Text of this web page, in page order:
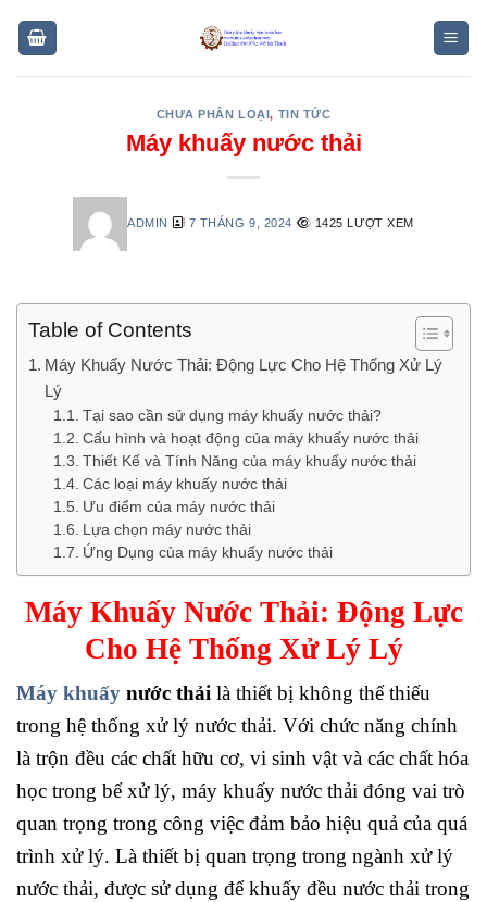
CHƯA PHÂN LOẠI, TIN TỨC
Máy khuấy nước thải
ADMIN 7 THÁNG 9, 2024 1425 LƯỢT XEM
Table of Contents
Máy Khuấy Nước Thải: Động Lực Cho Hệ Thống Xử Lý
Lý
Tại sao cần sử dụng máy khuấy nước thải?
Cấu hình và hoạt động của máy khuấy nước thải
Thiết Kế và Tính Năng của máy khuấy nước thải
Các loại máy khuấy nước thải
Ưu điểm của máy nước thải
Lựa chọn máy nước thải
Ứng Dụng của máy khuấy nước thải
Máy Khuấy Nước Thải: Động Lực
Cho Hệ Thống Xử Lý Lý
Máy khuấy nước thải là thiết bị không thể thiếu
trong hệ thống xử lý nước thải. Với chức năng chính
là trộn đều các chất hữu cơ, vi sinh vật và các chất hóa
học trong bể xử lý, máy khuấy nước thải đóng vai trò
quan trọng trong công việc đảm bảo hiệu quả của quá
trình xử lý. Là thiết bị quan trọng trong ngành xử lý
nước thải, được sử dụng để khuấy đều nước thải trong